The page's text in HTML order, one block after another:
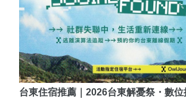
台東住宿推薦｜2026台東解憂祭・數